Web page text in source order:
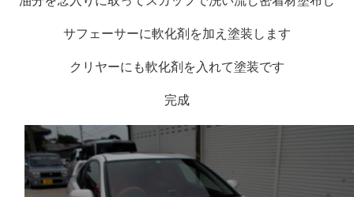
サフェーサーに軟化剤を加え塗装します
クリヤーにも軟化剤を入れて塗装です
完成